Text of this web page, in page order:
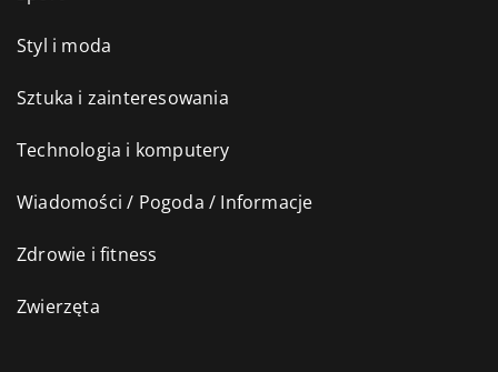
Styl i moda
Sztuka i zainteresowania
Technologia i komputery
Wiadomości / Pogoda / Informacje
Zdrowie i fitness
Zwierzęta